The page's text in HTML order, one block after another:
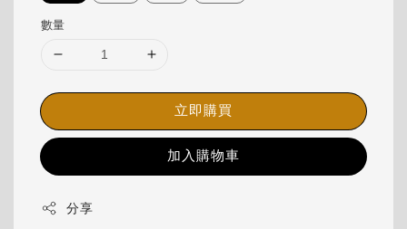
數量
立即購買
加入購物車
分享